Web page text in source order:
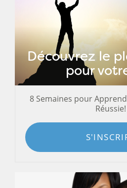
Découvrez le
pour
8 Semaines pour
Réussie!